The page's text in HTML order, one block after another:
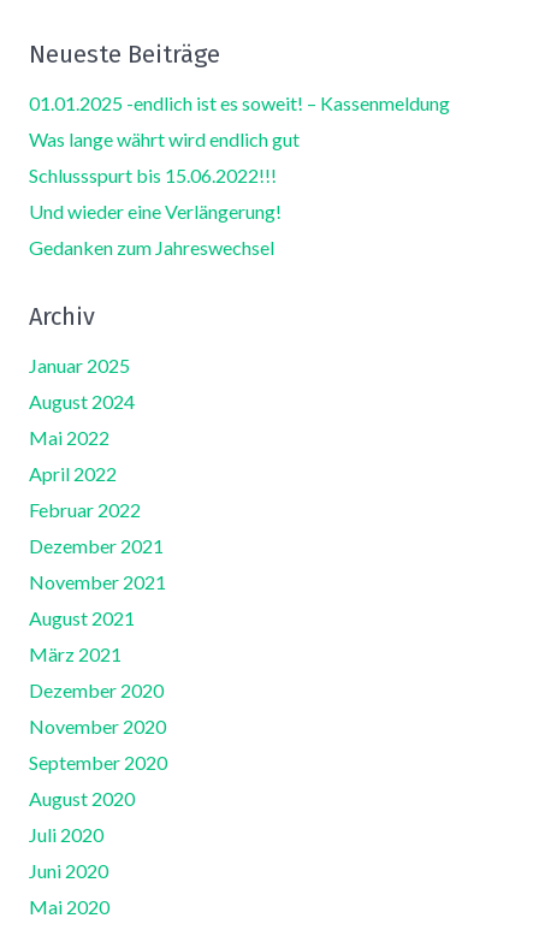
Neueste Beiträge
01.01.2025 -endlich ist es soweit! – Kassenmeldung
Was lange währt wird endlich gut
Schlussspurt bis 15.06.2022!!!
Und wieder eine Verlängerung!
Gedanken zum Jahreswechsel
Archiv
Januar 2025
August 2024
Mai 2022
April 2022
Februar 2022
Dezember 2021
November 2021
August 2021
März 2021
Dezember 2020
November 2020
September 2020
August 2020
Juli 2020
Juni 2020
Mai 2020